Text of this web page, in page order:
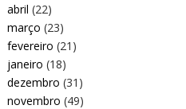
abril (22)
março (23)
fevereiro (21)
janeiro (18)
dezembro (31)
novembro (49)